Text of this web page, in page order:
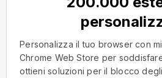
Personalizza il tuo browser con
Chrome Web Store per
ottieni soluzioni per il blocco